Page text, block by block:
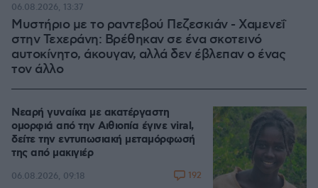
Μυστήριο με το ραντεβού Πεζεσκιάν - Χαμενεΐ
στην Τεχεράνη: Βρέθηκαν σε ένα σκοτεινό
αυτοκίνητο, άκουγαν, αλλά δεν έβλεπαν ο ένας
τον άλλο
06.08.2026, 13:37
Νεαρή γυναίκα με ακατέργαστη
ομορφιά από την Αιθιοπία έγινε viral,
δείτε την εντυπωσιακή μεταμόρφωσή
της από μακιγιέρ
06.08.2026, 09:18 192